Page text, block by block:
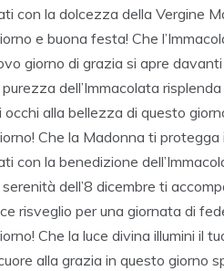
con la dolcezza della Vergine
e buona festa! Che
giorno di grazia si apre
dell’Immacolata
occhi alla bellezza di questo
Che la Madonna ti
con la benedizione
dell’8 dicembre ti
risveglio per una giornata di
Che la luce divina illumini il
alla grazia in questo giorno